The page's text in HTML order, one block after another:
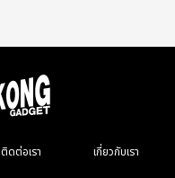
ติดต่อเรา เกี่ยวกับเรา